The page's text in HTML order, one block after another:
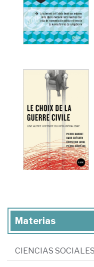
Materias
CIENCIAS SOCIALES